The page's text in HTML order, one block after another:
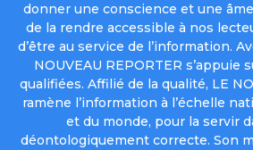
donner une conscience et une
de la rendre accessible à nos
d’être au service de l’information.
NOUVEAU REPORTER s’appuie
qualifiées. Affilié de la qualité, LE
ramène l’information à l’échelle
et du monde, pour la servir
déontologiquement correcte. Son